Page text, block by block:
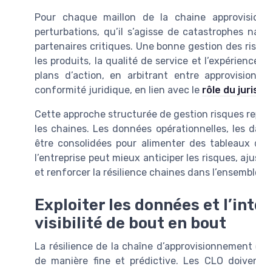
Pour chaque maillon de la chaine
perturbations, qu’il s’agisse de
partenaires critiques. Une bonne gestion des
les produits, la qualité de service et
plans d’action, en arbitrant entre
conformité juridique, en lien avec le rôle du
Cette approche structurée de gestion risques
les chaines. Les données opérationnelles,
être consolidées pour alimenter des
l’entreprise peut mieux anticiper les risques,
et renforcer la résilience chaines dans
Exploiter les données et
visibilité de bout en bout
La résilience de la chaîne
de manière fine et prédictive. Les CLO